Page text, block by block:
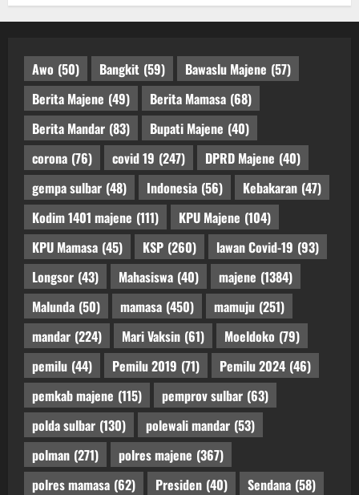
Awo (50) Bangkit (59) Bawaslu Majene (57)
Berita Majene (49) Berita Mamasa (68)
Berita Mandar (83) Bupati Majene (40)
corona (76) covid 19 (247) DPRD Majene (40)
gempa sulbar (48) Indonesia (56) Kebakaran (47)
Kodim 1401 majene (111) KPU Majene (104)
KPU Mamasa (45) KSP (260) lawan Covid-19 (93)
Longsor (43) Mahasiswa (40) majene (1384)
Malunda (50) mamasa (450) mamuju (251)
mandar (224) Mari Vaksin (61) Moeldoko (79)
pemilu (44) Pemilu 2019 (71) Pemilu 2024 (46)
pemkab majene (115) pemprov sulbar (63)
polda sulbar (130) polewali mandar (53)
polman (271) polres majene (367)
polres mamasa (62) Presiden (40) Sendana (58)